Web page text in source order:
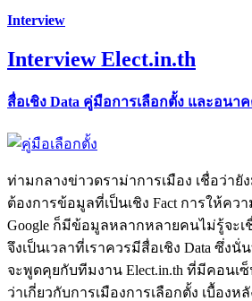
Interview
Interview Elect.in.th
สื่อเชิง Data คู่มือการเลือกตั้ง และอนา
ท่ามกลางข่าวดราม่าการเมือง เชื่อว่า
ต้องการข้อมูลที่เป็นเชิง Fact การให้คว
Google ก็มีข้อมูลหลากหลายคนไม่รู้จะเ
จึงเป็นเวลาที่เราควรมีสื่อเชิง Data ซึ่ง
จะพูดคุยกับทีมงาน Elect.in.th ที่มีคอนเ
ว่าเกี่ยวกับการเมืองการเลือกตั้ง เบื้อง